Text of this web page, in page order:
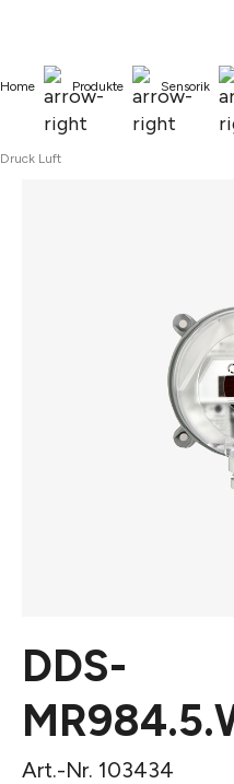
Home Produkte Sensorik
Druck Luft
DDS-
Art.-Nr. 103434